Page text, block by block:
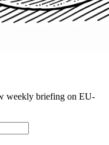
weekly briefing on EU-